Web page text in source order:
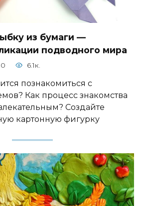
из бумаги —
подводного мира
0 6.1к.
познакомиться с
Как процесс знакомства
Создайте
картонную фигурку